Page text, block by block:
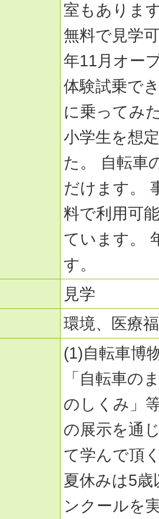
室もありま
無料で見学
年11月オー
体験試乗で
に乗ってみ
小学生を想
た。 自転車
だけます。
料で利用可
ています。
す。
見学
環境、医療
(1)自転車博
「自転車の
のしくみ」
の展示を通
て学んで頂
夏休みは5歳
ンクールを